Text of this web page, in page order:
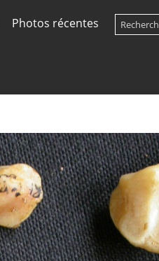
Photos récentes